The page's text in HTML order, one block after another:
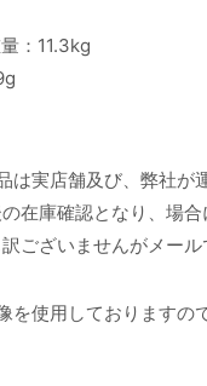
：11.3kg
は実店舗及び、弊社が
在庫確認となり、場
ございませんがメー
を使用しておりますの